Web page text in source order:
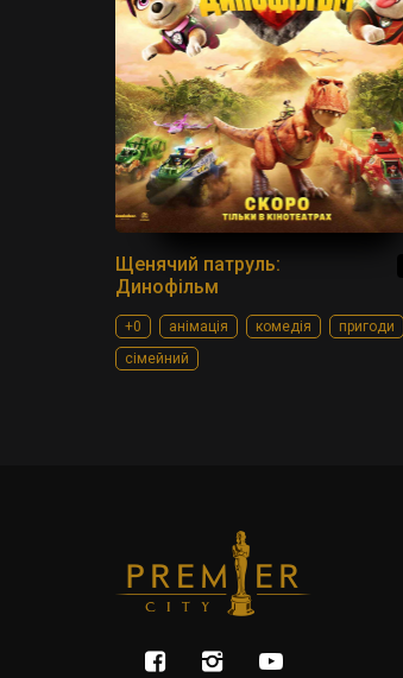
Щенячий патруль:
Динофільм
+0 анімація комедія
пригоди
сімейний